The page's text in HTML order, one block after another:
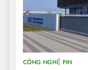
17
CÔNG NGHỆ PIN